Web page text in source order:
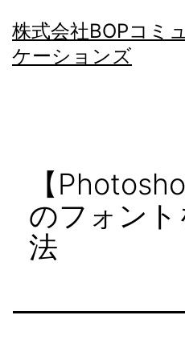
ン
テ
株式会社BOPコミ
ケーションズ
【
のフォン
法